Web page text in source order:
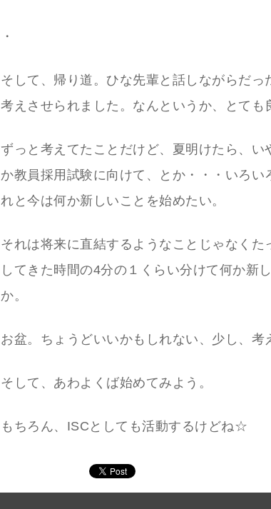
・
そして、帰り道。ひな先輩と話しながらだっ
考えさせられました。なんというか、とても
ずっと考えてたことだけど、夏明けたら、い
か教員採用試験に向けて、とか・・・いろい
れと今は何か新しいことを始めたい。
それは将来に直結するようなことじゃなく
してきた時間の4分の１くらい分けて何か新
か。
お盆。ちょうどいいかもしれない、少し、考
そして、あわよくば始めてみよう。
もちろん、ISCとしても活動するけどね☆